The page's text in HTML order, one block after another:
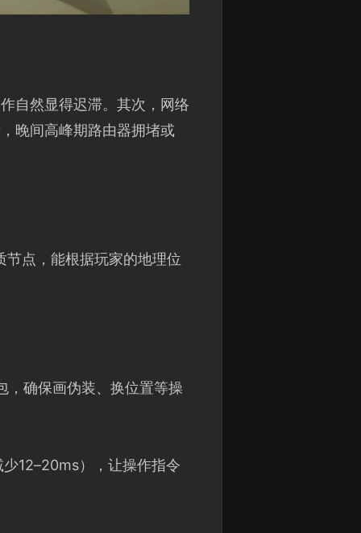
自然显得迟滞。其次，网络
晚间高峰期路由器拥堵或
节点，能根据玩家的地理位
，确保画伪装、换位置等操
12–20ms），让操作指令